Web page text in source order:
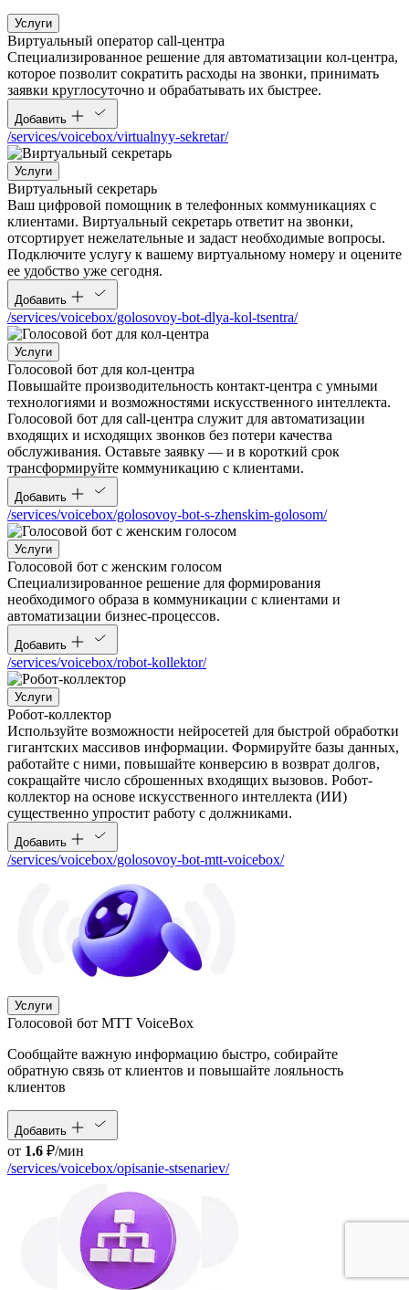
Услуги
Виртуальный оператор call-центра
Специализированное решение для автоматизации кол-центра,
которое позволит сократить расходы на звонки, принимать
заявки круглосуточно и обрабатывать их быстрее.
Добавить
/services/voicebox/virtualnyy-sekretar/
Услуги
Виртуальный секретарь
Ваш цифровой помощник в телефонных коммуникациях с
клиентами. Виртуальный секретарь ответит на звонки,
отсортирует нежелательные и задаст необходимые вопросы.
Подключите услугу к вашему виртуальному номеру и оцените
ее удобство уже сегодня.
Добавить
/services/voicebox/golosovoy-bot-dlya-kol-tsentra/
Услуги
Голосовой бот для кол-центра
Повышайте производительность контакт-центра с умными
технологиями и возможностями искусственного интеллекта.
Голосовой бот для call-центра служит для автоматизации
входящих и исходящих звонков без потери качества
обслуживания. Оставьте заявку — и в короткий срок
трансформируйте коммуникацию с клиентами.
Добавить
/services/voicebox/golosovoy-bot-s-zhenskim-golosom/
Услуги
Голосовой бот с женским голосом
Специализированное решение для формирования
необходимого образа в коммуникации с клиентами и
автоматизации бизнес-процессов.
Добавить
/services/voicebox/robot-kollektor/
Услуги
Робот-коллектор
Используйте возможности нейросетей для быстрой обработки
гигантских массивов информации. Формируйте базы данных,
работайте с ними, повышайте конверсию в возврат долгов,
сокращайте число сброшенных входящих вызовов. Робот-
коллектор на основе искусственного интеллекта (ИИ)
существенно упростит работу с должниками.
Добавить
/services/voicebox/golosovoy-bot-mtt-voicebox/
Услуги
Голосовой бот МТТ VoiceBox
Сообщайте важную информацию быстро, собирайте
обратную связь от клиентов и повышайте лояльность
клиентов
Добавить
от 1.6 ₽/мин
/services/voicebox/opisanie-stsenariev/